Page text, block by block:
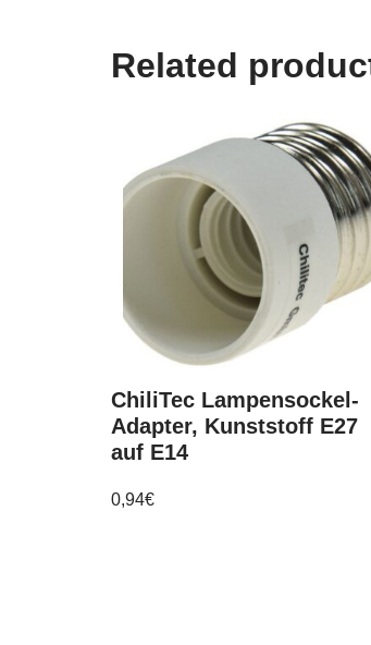
Related
ChiliTec Lampensockel-
Adapter, Kunststoff E27
auf E14
0,94€